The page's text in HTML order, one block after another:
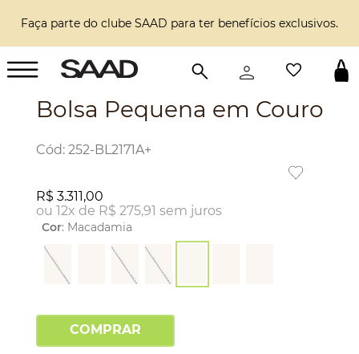
Faça parte do clube SAAD para ter benefícios exclusivos.
Bolsa Pequena em Couro
: 252-BL2171A+
R$ 3.311,00
ou 12x de R$ 275,91 sem juros
Cor: Macadamia
COMPRAR